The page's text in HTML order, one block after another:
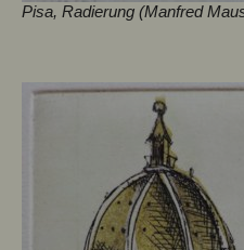
Pisa, Radierung (Manfred